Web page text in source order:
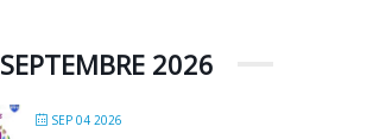
SEPTEMBRE 2026
SEP 04 2026